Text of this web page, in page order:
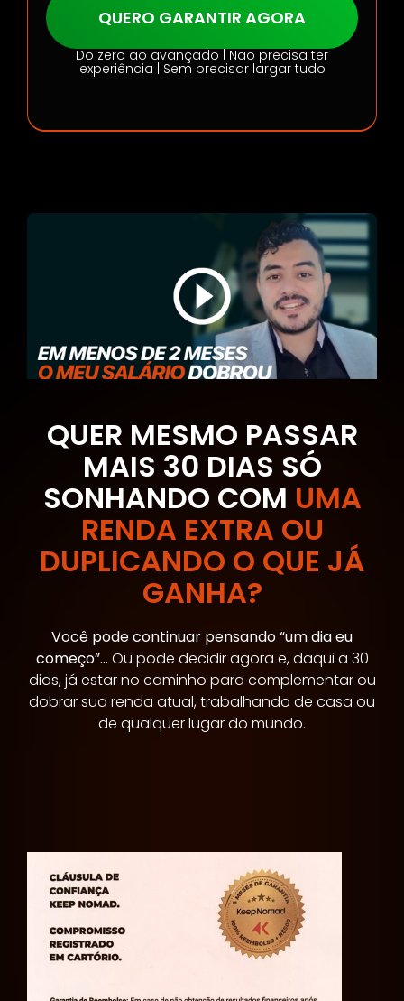
QUERO GARANTIR AGORA
Do zero ao avançado | Não precisa ter
experiência | Sem precisar largar tudo
QUER MESMO PASSAR
MAIS 30 DIAS SÓ
SONHANDO COM UMA
RENDA EXTRA OU
DUPLICANDO O QUE JÁ
GANHA?
Você pode continuar pensando “um dia eu
começo”… Ou pode decidir agora e, daqui a 30
dias, já estar no caminho para complementar ou
dobrar sua renda atual, trabalhando de casa ou
de qualquer lugar do mundo.